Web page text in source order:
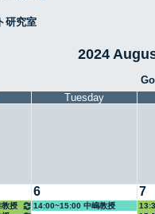
研究室
2024
Tuesday
授
6
14:00~15:00 中嶋教授
7